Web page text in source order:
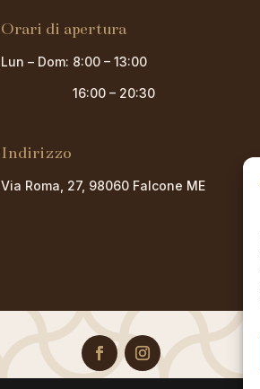
Orari di apertura
Lun – Dom: 8:00 – 13:00
16:00 – 20:30
Indirizzo
Via Roma, 27, 98060 Falcone ME